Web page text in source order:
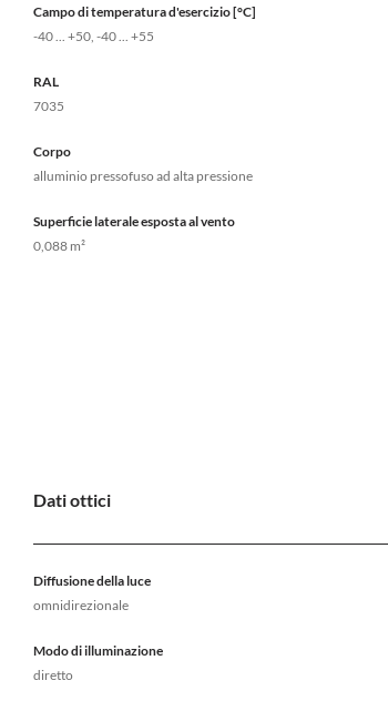
Campo di temperatura d'esercizio [°C]
-40 ... +50, -40 ... +55
RAL
7035
Corpo
alluminio pressofuso ad alta pressione
Superficie laterale esposta al vento
0,088 m²
Dati ottici
Diffusione della luce
omnidirezionale
Modo di illuminazione
diretto